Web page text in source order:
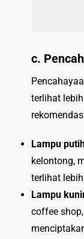
c.
terlihat
Lampu
kelontong,
terlihat
Lampu
coffee